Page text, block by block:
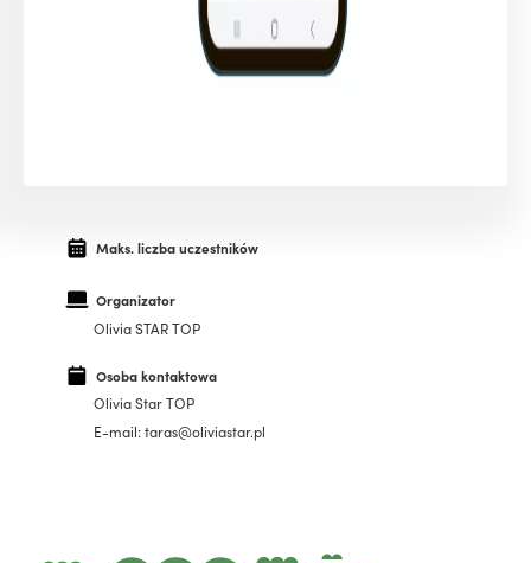
Maks. liczba uczestników
Organizator
Olivia STAR TOP
Osoba kontaktowa
Olivia Star TOP
E-mail: taras@oliviastar.pl